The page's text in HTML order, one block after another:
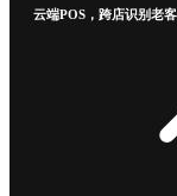
云端POS，跨店识别老